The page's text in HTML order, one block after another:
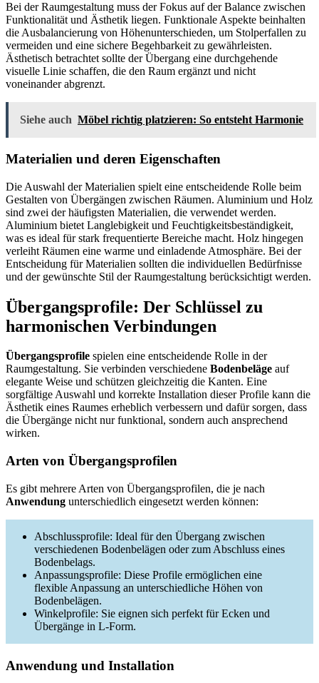
Bei der Raumgestaltung muss der Fokus auf der Balance zwischen
Funktionalität und Ästhetik liegen. Funktionale Aspekte beinhalten
die Ausbalancierung von Höhenunterschieden, um Stolperfallen zu
vermeiden und eine sichere Begehbarkeit zu gewährleisten.
Ästhetisch betrachtet sollte der Übergang eine durchgehende
visuelle Linie schaffen, die den Raum ergänzt und nicht
voneinander abgrenzt.
Siehe auch Möbel richtig platzieren: So entsteht Harmonie
Materialien und deren Eigenschaften
Die Auswahl der Materialien spielt eine entscheidende Rolle beim
Gestalten von Übergängen zwischen Räumen. Aluminium und Holz
sind zwei der häufigsten Materialien, die verwendet werden.
Aluminium bietet Langlebigkeit und Feuchtigkeitsbeständigkeit,
was es ideal für stark frequentierte Bereiche macht. Holz hingegen
verleiht Räumen eine warme und einladende Atmosphäre. Bei der
Entscheidung für Materialien sollten die individuellen Bedürfnisse
und der gewünschte Stil der Raumgestaltung berücksichtigt werden.
Übergangsprofile: Der Schlüssel zu
harmonischen Verbindungen
Übergangsprofile spielen eine entscheidende Rolle in der
Raumgestaltung. Sie verbinden verschiedene Bodenbeläge auf
elegante Weise und schützen gleichzeitig die Kanten. Eine
sorgfältige Auswahl und korrekte Installation dieser Profile kann die
Ästhetik eines Raumes erheblich verbessern und dafür sorgen, dass
die Übergänge nicht nur funktional, sondern auch ansprechend
wirken.
Arten von Übergangsprofilen
Es gibt mehrere Arten von Übergangsprofilen, die je nach
Anwendung unterschiedlich eingesetzt werden können:
Abschlussprofile: Ideal für den Übergang zwischen
verschiedenen Bodenbelägen oder zum Abschluss eines
Bodenbelags.
Anpassungsprofile: Diese Profile ermöglichen eine
flexible Anpassung an unterschiedliche Höhen von
Bodenbelägen.
Winkelprofile: Sie eignen sich perfekt für Ecken und
Übergänge in L-Form.
Anwendung und Installation